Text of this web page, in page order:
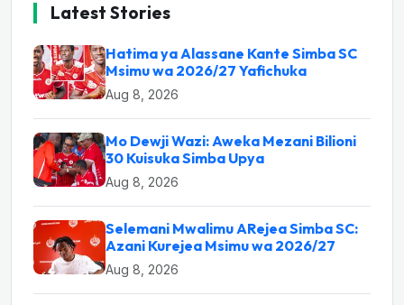
Latest Stories
Hatima ya Alassane Kante Simba SC
Msimu wa 2026/27 Yafichuka
Aug 8, 2026
Mo Dewji Wazi: Aweka Mezani Bilioni
30 Kuisuka Simba Upya
Aug 8, 2026
Selemani Mwalimu ARejea Simba SC:
Azani Kurejea Msimu wa 2026/27
Aug 8, 2026